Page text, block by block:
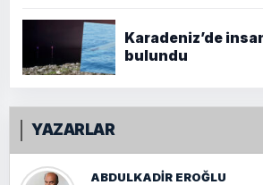
Karadeniz’de
bulundu
YAZARLAR
ABDULKADIR EROĞLU